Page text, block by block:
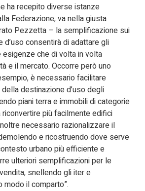
ha recepito diverse istanze
Federazione, va nella giusta
Pezzetta – la semplificazione sui
d’uso consentirà di adattare gli
che di volta in volta
e il mercato. Occorre però uno
è necessario facilitare
destinazione d’uso degli
piani terra e immobili di categorie
più facilmente edifici
necessario razionalizzare il
e ricostruendo dove serve
urbano più efficiente e
ulteriori semplificazioni per le
snellendo gli iter e
il comparto”.